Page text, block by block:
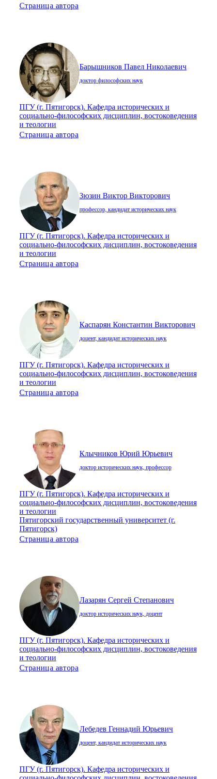
Страница автора
Барышников Павел Николаевич
доктор философских наук
ПГУ (г. Пятигорск). Кафедра исторических и
социально-философских дисциплин, востоковедения
и теологии
Страница автора
Зюзин Виктор Викторович
профессор, кандидат исторических наук
ПГУ (г. Пятигорск). Кафедра исторических и
социально-философских дисциплин, востоковедения
и теологии
Страница автора
Каспарян Константин Викторович
доцент, кандидат исторических наук
ПГУ (г. Пятигорск). Кафедра исторических и
социально-философских дисциплин, востоковедения
и теологии
Страница автора
Клычников Юрий Юрьевич
доктор исторических наук, профессор
ПГУ (г. Пятигорск). Кафедра исторических и
социально-философских дисциплин, востоковедения
и теологии
Пятигорский государственный университет (г.
Пятигорск)
Страница автора
Лазарян Сергей Степанович
доктор исторических наук, доцент
ПГУ (г. Пятигорск). Кафедра исторических и
социально-философских дисциплин, востоковедения
и теологии
Страница автора
Лебедев Геннадий Юрьевич
доцент, кандидат исторических наук
ПГУ (г. Пятигорск). Кафедра исторических и